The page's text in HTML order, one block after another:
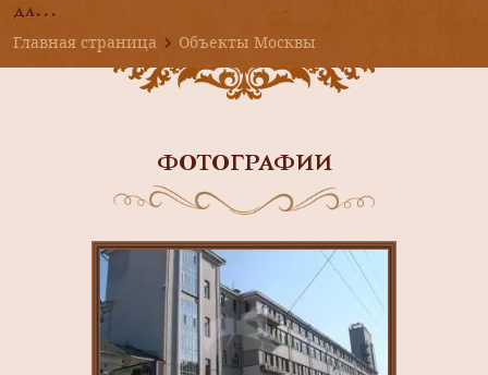
дл...
Главная страница
Объекты Москвы
ФОТОГРАФИИ